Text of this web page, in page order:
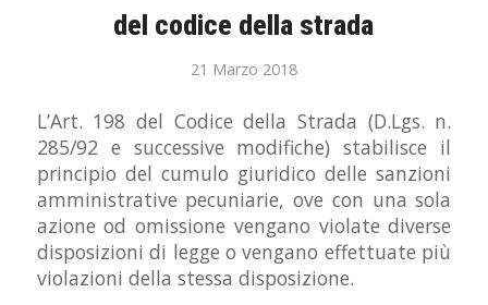
del codice della strada
21 Marzo 2018
L’Art. 198 del Codice della Strada (D.Lgs. n.
285/92 e successive modifiche) stabilisce il
principio del cumulo giuridico delle sanzioni
amministrative pecuniarie, ove con una sola
azione od omissione vengano violate diverse
disposizioni di legge o vengano effettuate più
violazioni della stessa disposizione.